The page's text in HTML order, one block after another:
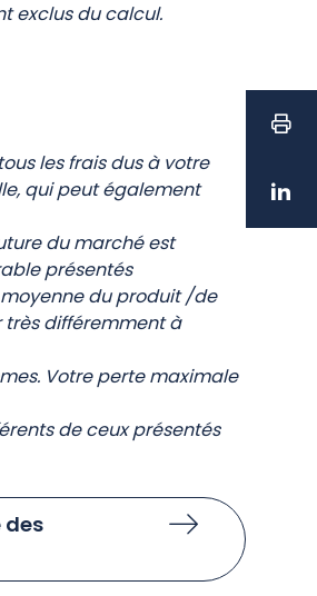
exclus du calcul.
les frais dus à votre
qui peut également
du marché est
présentés
du produit /de
très différemment à
Votre perte maximale
de ceux présentés
des